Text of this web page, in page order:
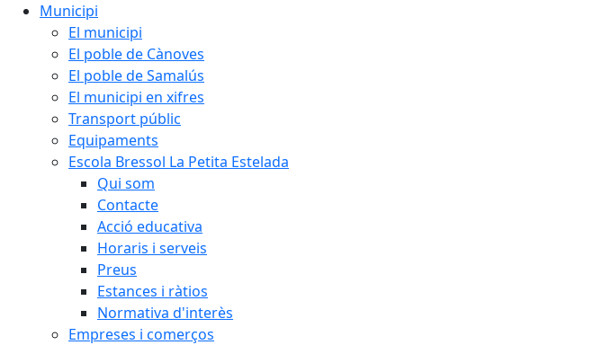
Municipi
El municipi
El poble de Cànoves
El poble de Samalús
El municipi en xifres
Transport públic
Equipaments
Escola Bressol La Petita Estelada
Qui som
Contacte
Acció educativa
Horaris i serveis
Preus
Estances i ràtios
Normativa d'interès
Empreses i comerços